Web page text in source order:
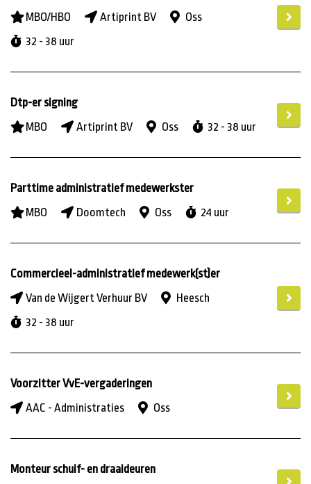
MBO/HBO
Artiprint BV
Oss
32 - 38 uur
Dtp-er signing
MBO
Artiprint BV Oss 32 - 38 uur
Parttime administratief medewerkster
MBO
Doomtech Oss 24 uur
Commercieel-administratief medewerk(st)er
Van de Wijgert Verhuur BV
Heesch
32 - 38 uur
Voorzitter VvE-vergaderingen
AAC - Administraties
Oss
Monteur schuif- en draaideuren